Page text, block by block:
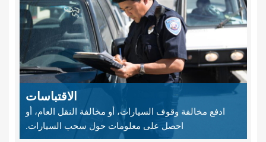
الاقتباسات
ادفع مخالفة وقوف السيارات، أو مخالفة النقل العام، أو
احصل على معلومات حول سحب السيارات.